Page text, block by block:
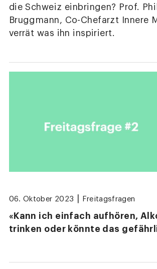
die Schweiz einbringen? Prof.
Bruggmann, Co-Chefarzt Innere
verrät was ihn inspiriert.
06. Oktober 2023 Freitagsfragen
«Kann ich einfach aufhören,
trinken oder könnte das